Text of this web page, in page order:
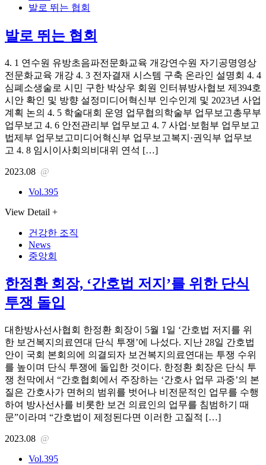
발로 뛰는 협회
발로 뛰는 협회
4. 1 연수원 유방초음파전문화교육 개강연수원 자기공명영상
전문화교육 개강 4. 3 전자결재 시스템 구축 온라인 설명회 4. 4
심폐소생술로 시민 구한 박상우 회원 인터뷰방사협보 제394호
시안 확인 및 방향 설정미디어혁신부 인수인계 및 2023년 사업
계획 논의 4. 5 학술대회 운영 업무협의학술부 업무보고총무부
업무보고 4. 6 안전관리부 업무보고 4. 7 사업·보험부 업무보고
법제부 업무보고미디어혁신부 업무보고복지·권익부 업무보
고 4. 8 임시이사회의비대위 연석 […]
2023.08 @
Vol.395
View Detail +
건강한 조직
News
중앙회
한정환 회장, ‘간호법 저지’를 위한 단식
투쟁 돌입
대한방사선사협회 한정환 회장이 5월 1일 ‘간호법 저지를 위
한 보건복지의료연대 단식 투쟁’에 나섰다. 지난 28일 간호법
안이 국회 본회의에 의결되자 보건복지의료연대는 투쟁 수위
를 높이며 단식 투쟁에 돌입한 것이다. 한정환 회장은 단식 투
쟁 천막에서 “간호협회에서 주장하는 ‘간호사 업무 과중’의 본
질은 간호사가 면허의 범위를 벗어나 비전문적인 업무를 수행
하여 방사선사를 비롯한 보건 의료인의 업무를 침범하기 때
문”이라며 “간호법이 제정된다면 이러한 고질적 […]
2023.08 @
Vol.395